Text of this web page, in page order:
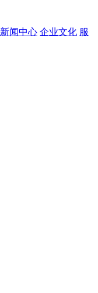
新闻中心 企业文化 服